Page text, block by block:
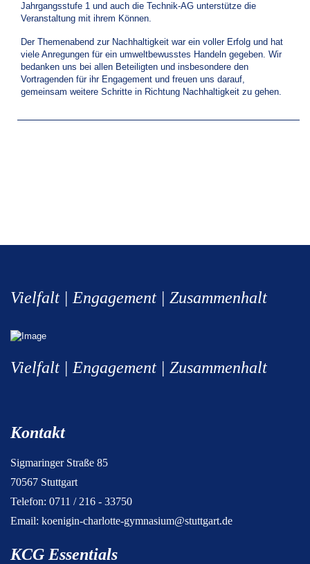
Jahrgangsstufe 1 und auch die Technik-AG unterstütze die
Veranstaltung mit ihrem Können.
Der Themenabend zur Nachhaltigkeit war ein voller Erfolg und hat
viele Anregungen für ein umweltbewusstes Handeln gegeben. Wir
bedanken uns bei allen Beteiligten und insbesondere den
Vortragenden für ihr Engagement und freuen uns darauf,
gemeinsam weitere Schritte in Richtung Nachhaltigkeit zu gehen.
Vielfalt | Engagement | Zusammenhalt
Vielfalt | Engagement | Zusammenhalt
Kontakt
Sigmaringer Straße 85
70567 Stuttgart
Telefon: 0711 / 216 - 33750
Email: koenigin-charlotte-gymnasium@stuttgart.de
KCG Essentials